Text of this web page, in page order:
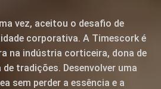
vez, aceitou o desafio de
corporativa. A Timescork é
na indústria corticeira, dona de
tradições. Desenvolver uma
sem perder a essência e a